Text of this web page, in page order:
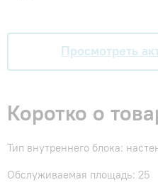
Просмотреть
Коротко о
Тип внутреннего блока:
Обслуживаемая площадь: 25